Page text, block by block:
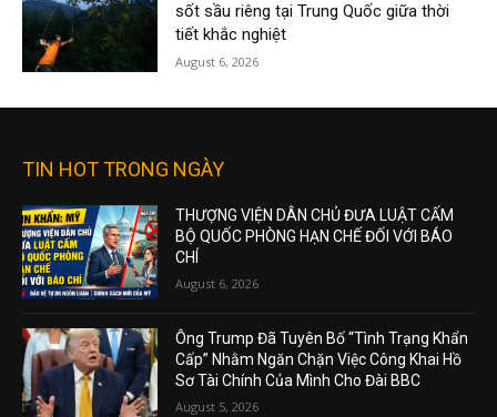
sốt sầu riêng tại Trung Quốc giữa thời
tiết khắc nghiệt
August 6, 2026
TIN HOT TRONG NGÀY
THƯỢNG VIỆN DÂN CHỦ ĐƯA LUẬT CẤM
BỘ QUỐC PHÒNG HẠN CHẾ ĐỐI VỚI BÁO
CHÍ
August 6, 2026
Ông Trump Đã Tuyên Bố “Tình Trạng Khẩn
Cấp” Nhằm Ngăn Chặn Việc Công Khai Hồ
Sơ Tài Chính Của Mình Cho Đài BBC
August 5, 2026